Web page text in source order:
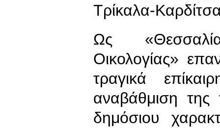
Τρίκαλα-
Ως «Θεσσαλία
Οικολογίας»
τραγικά
αναβάθμιση της
δημόσιου